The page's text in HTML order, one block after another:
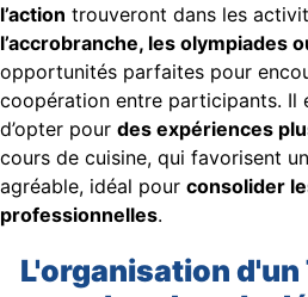
l’action trouveront dans les
l’accrobranche, les olympiades
opportunités parfaites pour
coopération entre participants. Il
d’opter pour des expériences
cours de cuisine, qui favorisent
agréable, idéal pour consolider
professionnelles.
L'organisation d'un